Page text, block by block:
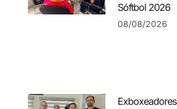
Sóftbol 2026
08/08/2026